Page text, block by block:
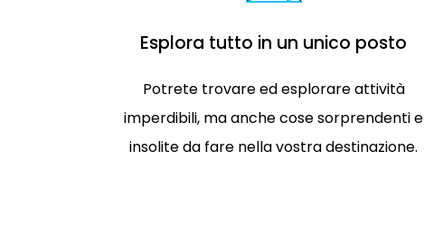
Esplora tutto in un unico posto
Potrete trovare ed esplorare attività
imperdibili, ma anche cose sorprendenti e
insolite da fare nella vostra destinazione.